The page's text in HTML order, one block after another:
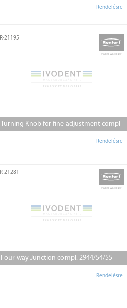
Rendelésre
R-21195
Turning Knob for fine adjustment compl
Rendelésre
R-21281
Four-way Junction compl. 2944/54/55
Rendelésre